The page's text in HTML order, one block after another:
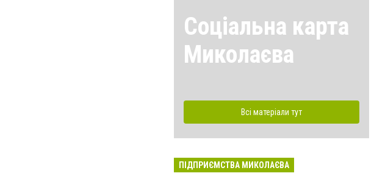
Соціальна карта
Миколаєва
Всі матеріали тут
ПІДПРИЄМСТВА МИКОЛАЄВА